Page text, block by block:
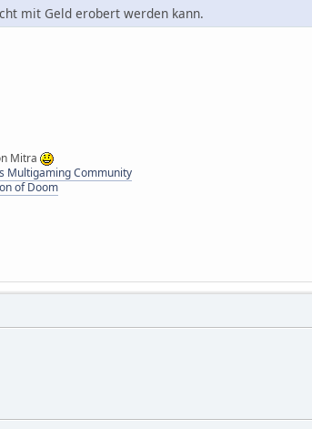
mit Geld erobert werden kann.
Mitra
Multigaming Community
of Doom